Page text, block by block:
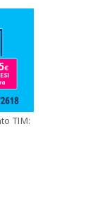
TIM: